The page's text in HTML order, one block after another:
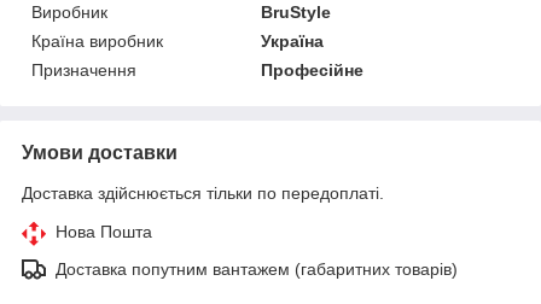
Виробник
BruStyle
Країна виробник
Україна
Призначення
Професійне
Умови доставки
Доставка здійснюється тільки по передоплаті.
Нова Пошта
Доставка попутним вантажем (габаритних товарів)